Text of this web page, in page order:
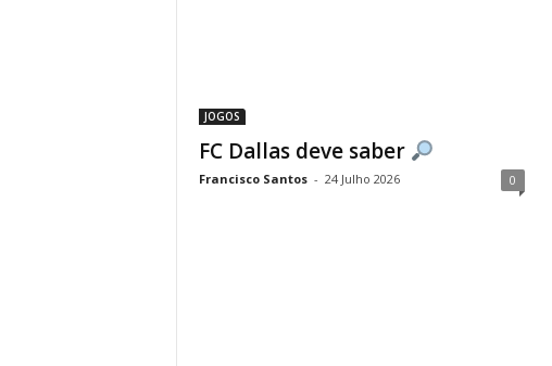
JOGOS
FC Dallas deve saber
Francisco Santos - 24 Julho 2026 0